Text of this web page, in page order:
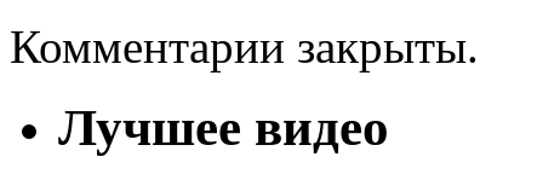
Комментарии закрыты.
Лучшее видео